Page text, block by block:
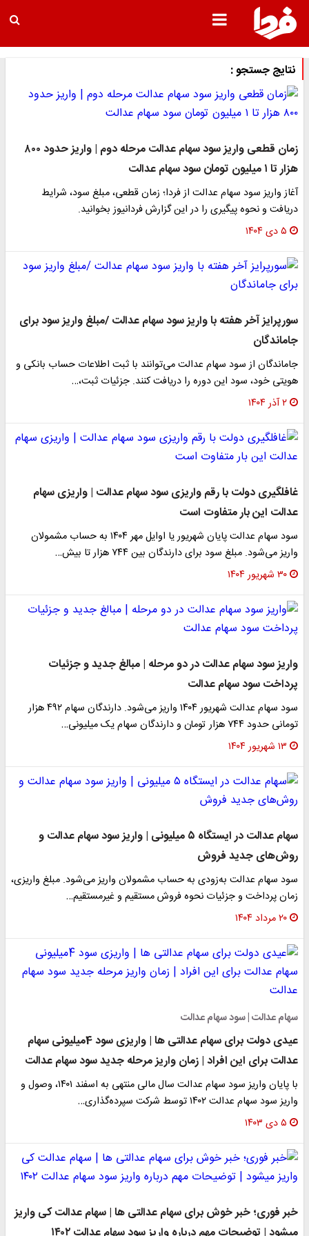
نتایج جستجو :
زمان قطعی واریز سود سهام عدالت مرحله دوم | واریز حدود ۸۰۰
هزار تا ۱ میلیون تومان سود سهام عدالت
آغاز واریز سود سهام عدالت از فردا؛ زمان قطعی، مبلغ سود، شرایط
دریافت و نحوه پیگیری را در این گزارش فردانیوز بخوانید.
۵ دی ۱۴۰۴
سورپرایز آخر هفته با واریز سود سهام عدالت /مبلغ واریز سود برای
جاماندگان
جاماندگان از سود سهام عدالت می‌توانند با ثبت اطلاعات حساب بانکی و
هویتی خود، سود این دوره را دریافت کنند. جزئیات ثبت،…
۲ آذر ۱۴۰۴
غافلگیری دولت با رقم واریزی سود سهام عدالت | واریزی سهام
عدالت این بار متفاوت است
سود سهام عدالت پایان شهریور یا اوایل مهر ۱۴۰۴ به حساب مشمولان
واریز می‌شود. مبلغ سود برای دارندگان بین ۷۴۴ هزار تا بیش…
۳۰ شهریور ۱۴۰۴
واریز سود سهام عدالت در دو مرحله | مبالغ جدید و جزئیات
پرداخت سود سهام عدالت
سود سهام عدالت شهریور ۱۴۰۴ واریز می‌شود. دارندگان سهام ۴۹۲ هزار
تومانی حدود ۷۴۴ هزار تومان و دارندگان سهام یک میلیونی…
۱۳ شهریور ۱۴۰۴
سهام عدالت در ایستگاه ۵ میلیونی | واریز سود سهام عدالت و
روش‌های جدید فروش
سود سهام عدالت به‌زودی به حساب مشمولان واریز می‌شود. مبلغ واریزی،
زمان پرداخت و جزئیات نحوه فروش مستقیم و غیرمستقیم…
۲۰ مرداد ۱۴۰۴
سهام عدالت | سود سهام عدالت
عیدی دولت برای سهام عدالتی ها | واریزی سود 4میلیونی سهام
عدالت برای این افراد | زمان واریز مرحله جدید سود سهام عدالت
با پایان واریز سود سهام عدالت سال مالی منتهی به اسفند ۱۴۰۱، وصول و
واریز سود سهام عدالت ۱۴۰۲ توسط شرکت سپرده‌گذاری…
۵ دی ۱۴۰۳
خبر فوری؛ خبر خوش برای سهام عدالتی ها | سهام عدالت کی واریز